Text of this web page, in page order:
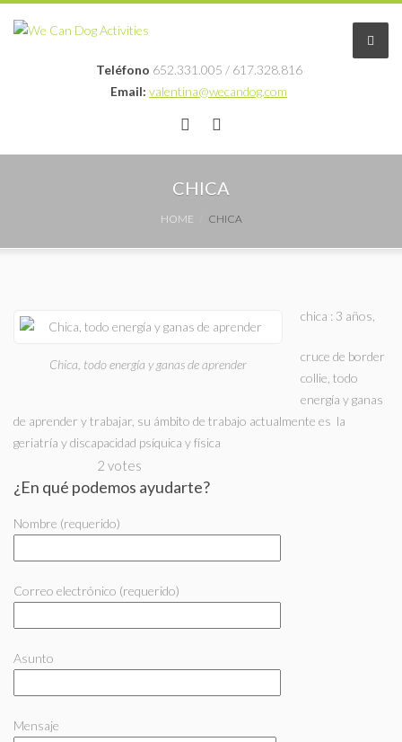
Teléfono 652.331.005 / 617.328.816
Email: valentina@wecandog.com
CHICA
HOME CHICA
Chica, todo energía y ganas de aprender
chica : 3 años,
cruce de border
collie, todo
energía y ganas
de aprender y trabajar, su ámbito de trabajo actualmente es la
geriatría y discapacidad psíquica y física
2 votes
¿En qué podemos ayudarte?
Nombre (requerido)
Correo electrónico (requerido)
Asunto
Mensaje